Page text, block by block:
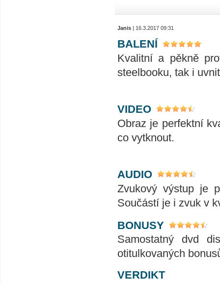
Janis | 16.3.2017 09:31
BALENÍ
Kvalitní a pěkně
steelbooku, tak i
VIDEO
Obraz je perfektní
co vytknout.
AUDIO
Zvukový výstup je
Součástí je i zvuk v
BONUSY
Samostatný dvd
otitulkovaných
VERDIKT